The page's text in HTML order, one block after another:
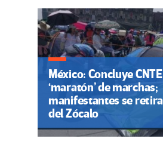
México: Concluye CNTE
‘maratón’ de marchas;
manifestantes se
del Zócalo